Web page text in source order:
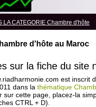
LA CATEGORIE Chambre d'hôte
d'hôte au Maroc
sur la fiche du site
est inscrit
dans la thématique
sur cette page, placez-la
CTRL + D).